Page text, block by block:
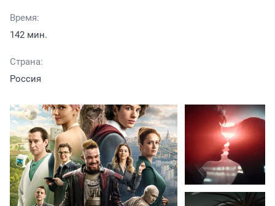
Время:
142 мин.
Страна:
Россия